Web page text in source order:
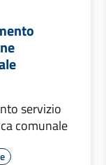
servizio
comunale